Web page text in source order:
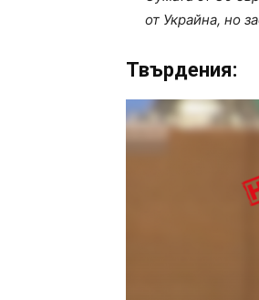
от Украйна, но
Твърдения: